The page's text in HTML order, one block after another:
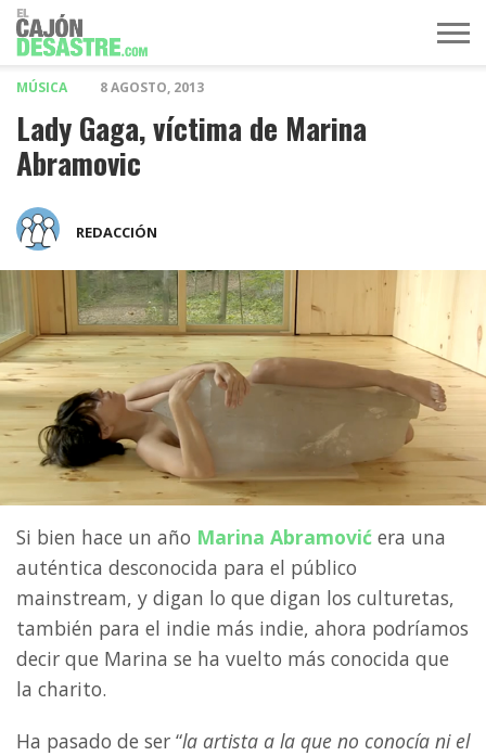
MÚSICA 8 AGOSTO, 2013
Lady Gaga, víctima de Marina
Abramovic
REDACCIÓN
Si bien hace un año Marina Abramović era una
auténtica desconocida para el público
mainstream, y digan lo que digan los culturetas,
también para el indie más indie, ahora podríamos
decir que Marina se ha vuelto más conocida que
la charito.
Ha pasado de ser “la artista a la que no conocía ni el